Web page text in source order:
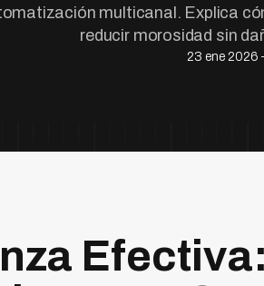
multicanal. Explica
reducir morosidad sin
23 ene 2026